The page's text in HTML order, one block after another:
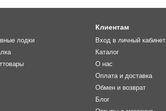
лодки
Клиентам
Вход в личный кабинет
Каталог
О нас
Оплата и доставка
Обмен и возврат
Блог